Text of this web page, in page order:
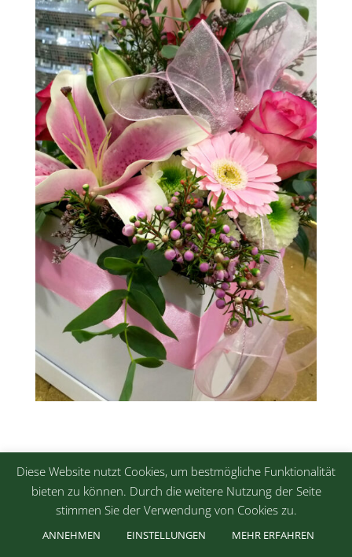
Diese Website nutzt Cookies, um bestmögliche Funktionalität
bieten zu können. Durch die weitere Nutzung der Seite
stimmen Sie der Verwendung von Cookies zu.
ANNEHMEN EINSTELLUNGEN MEHR ERFAHREN